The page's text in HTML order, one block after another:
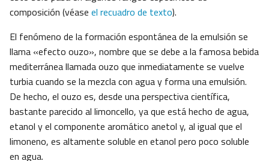
composición (véase el recuadro de texto).
El fenómeno de la formación espontánea de la emulsión se
llama «efecto ouzo», nombre que se debe a la famosa bebida
mediterránea llamada ouzo que inmediatamente se vuelve
turbia cuando se la mezcla con agua y forma una emulsión.
De hecho, el ouzo es, desde una perspectiva científica,
bastante parecido al limoncello, ya que está hecho de agua,
etanol y el componente aromático anetol y, al igual que el
limoneno, es altamente soluble en etanol pero poco soluble
en agua.